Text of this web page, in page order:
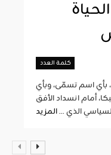
كلمة العدد
بأي اسم تسمّى، وبأي
أمام انسداد الأفق
الذي ...